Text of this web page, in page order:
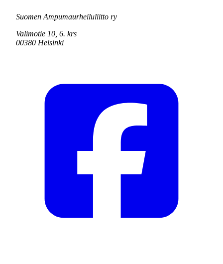
Suomen Ampumaurheiluliitto ry
Valimotie 10, 6. krs
00380 Helsinki